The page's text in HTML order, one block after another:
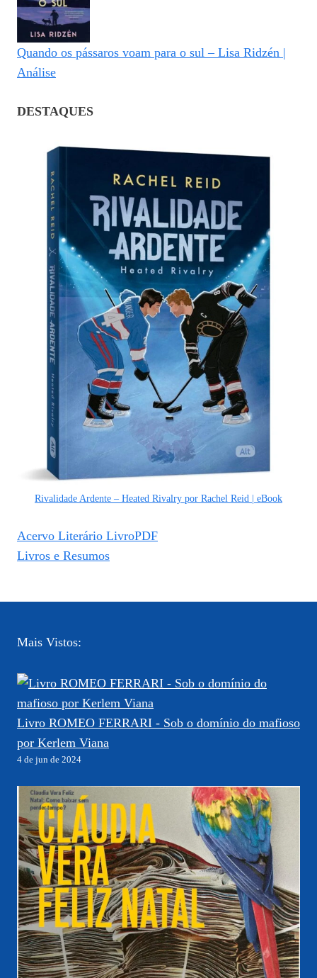
Quando os pássaros voam para o sul – Lisa Ridzén |
Análise
DESTAQUES
Rivalidade Ardente – Heated Rivalry por Rachel Reid | eBook
Acervo Literário LivroPDF
Livros e Resumos
Mais Vistos:
Livro ROMEO FERRARI - Sob o domínio do mafioso
por Kerlem Viana
4 de jun de 2024